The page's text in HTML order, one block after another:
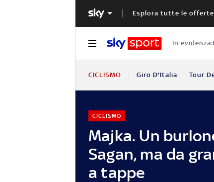
Esplora tutte le offerte
In evidenza:
CICLISMO Giro D'Italia Tour
Majka. Un
Sagan, ma da
a tappe
CICLISMO